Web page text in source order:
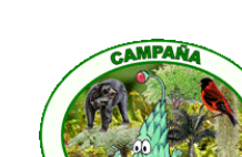
contenido